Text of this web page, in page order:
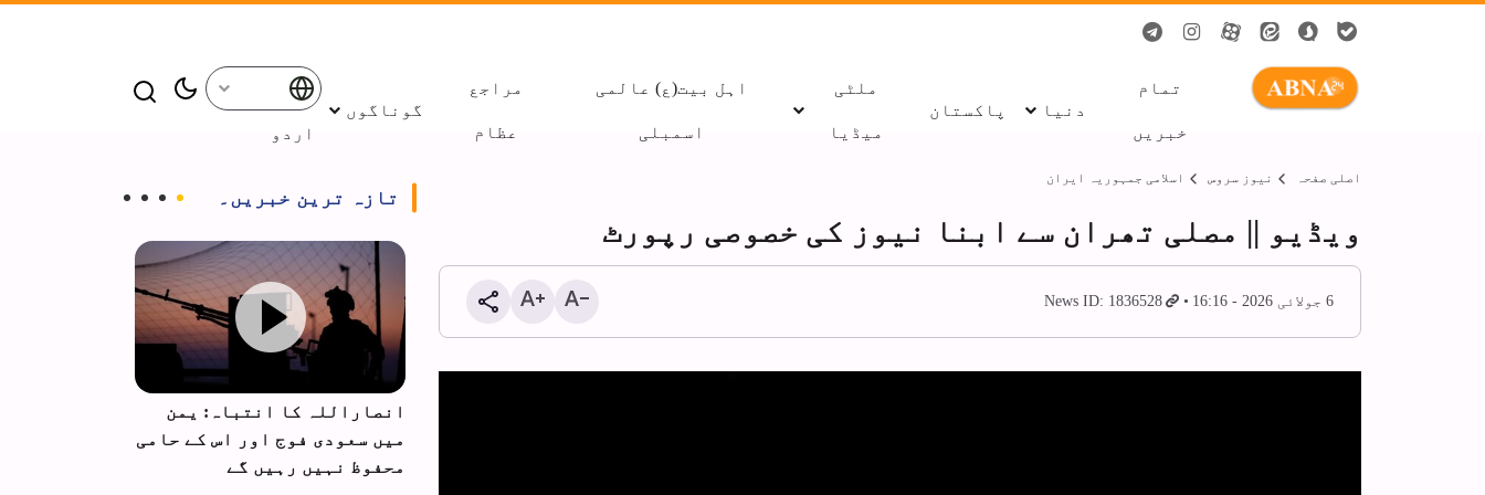
تمام
خبریں
دنیا پاکستان
ملٹی
میڈیا
اہل بیت(ع) عالمی
اسمبلی
مراجع
عظام
گوناگوں
اردو
اصلی صفحہ نیوز سروس اسلامی جمہوریہ ایران
ویڈیو || مصلی تھران سے ابنا نیوز کی خصوصی رپورٹ
6 جولائی 2026 - 16:16 News ID: 1836528
تازہ ترین خبریں۔
انصاراللہ کا انتباہ: یمن
میں سعودی فوج اور اس کے حامی
محفوظ نہیں رہیں گے